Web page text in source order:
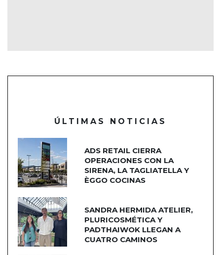
ÚLTIMAS NOTICIAS
ADS RETAIL CIERRA
OPERACIONES CON LA
SIRENA, LA TAGLIATELLA Y
ÈGGO COCINAS
SANDRA HERMIDA ATELIER,
PLURICOSMÉTICA Y
PADTHAIWOK LLEGAN A
CUATRO CAMINOS